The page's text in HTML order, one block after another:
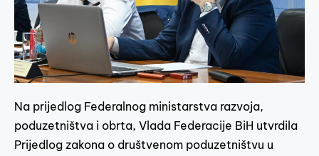
Na prijedlog Federalnog ministarstva razvoja,
poduzetništva i obrta, Vlada Federacije BiH utvrdila
Prijedlog zakona o društvenom poduzetništvu u